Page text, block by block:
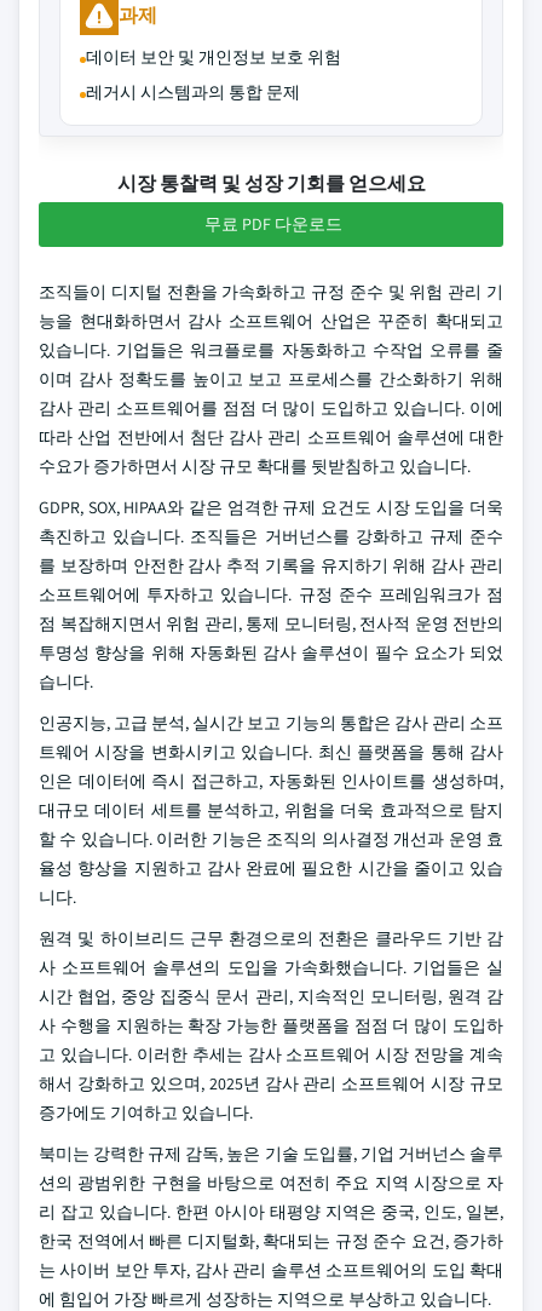
과제
데이터 보안 및 개인정보 보호 위험
레거시 시스템과의 통합 문제
시장 통찰력 및 성장 기회를 얻으세요
무료 PDF 다운로드
조직들이 디지털 전환을 가속화하고 규정 준수 및 위험 관리 기
능을 현대화하면서 감사 소프트웨어 산업은 꾸준히 확대되고
있습니다. 기업들은 워크플로를 자동화하고 수작업 오류를 줄
이며 감사 정확도를 높이고 보고 프로세스를 간소화하기 위해
감사 관리 소프트웨어를 점점 더 많이 도입하고 있습니다. 이에
따라 산업 전반에서 첨단 감사 관리 소프트웨어 솔루션에 대한
수요가 증가하면서 시장 규모 확대를 뒷받침하고 있습니다.
GDPR, SOX, HIPAA와 같은 엄격한 규제 요건도 시장 도입을 더욱
촉진하고 있습니다. 조직들은 거버넌스를 강화하고 규제 준수
를 보장하며 안전한 감사 추적 기록을 유지하기 위해 감사 관리
소프트웨어에 투자하고 있습니다. 규정 준수 프레임워크가 점
점 복잡해지면서 위험 관리, 통제 모니터링, 전사적 운영 전반의
투명성 향상을 위해 자동화된 감사 솔루션이 필수 요소가 되었
습니다.
인공지능, 고급 분석, 실시간 보고 기능의 통합은 감사 관리 소프
트웨어 시장을 변화시키고 있습니다. 최신 플랫폼을 통해 감사
인은 데이터에 즉시 접근하고, 자동화된 인사이트를 생성하며,
대규모 데이터 세트를 분석하고, 위험을 더욱 효과적으로 탐지
할 수 있습니다. 이러한 기능은 조직의 의사결정 개선과 운영 효
율성 향상을 지원하고 감사 완료에 필요한 시간을 줄이고 있습
니다.
원격 및 하이브리드 근무 환경으로의 전환은 클라우드 기반 감
사 소프트웨어 솔루션의 도입을 가속화했습니다. 기업들은 실
시간 협업, 중앙 집중식 문서 관리, 지속적인 모니터링, 원격 감
사 수행을 지원하는 확장 가능한 플랫폼을 점점 더 많이 도입하
고 있습니다. 이러한 추세는 감사 소프트웨어 시장 전망을 계속
해서 강화하고 있으며, 2025년 감사 관리 소프트웨어 시장 규모
증가에도 기여하고 있습니다.
북미는 강력한 규제 감독, 높은 기술 도입률, 기업 거버넌스 솔루
션의 광범위한 구현을 바탕으로 여전히 주요 지역 시장으로 자
리 잡고 있습니다. 한편 아시아 태평양 지역은 중국, 인도, 일본,
한국 전역에서 빠른 디지털화, 확대되는 규정 준수 요건, 증가하
는 사이버 보안 투자, 감사 관리 솔루션 소프트웨어의 도입 확대
에 힘입어 가장 빠르게 성장하는 지역으로 부상하고 있습니다.